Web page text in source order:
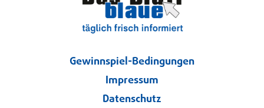
Gewinnspiel-Bedingungen
Impressum
Datenschutz